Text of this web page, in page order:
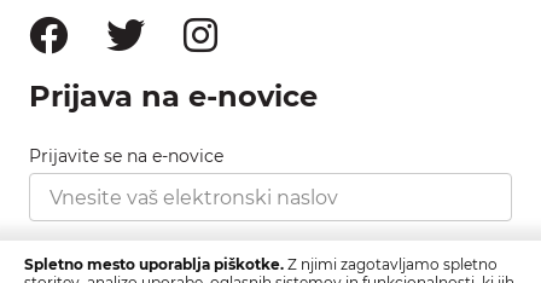
Prijava na e-novice
Prijavite se na e-novice
Strinjam se s pravilnikom zasebnosti, ki ga najdete
Spletno mesto uporablja piškotke. Z njimi zagotavljamo spletno